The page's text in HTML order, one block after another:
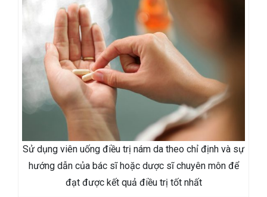
Sử dụng viên uống điều trị nám da theo chỉ định và sự
hướng dẫn của bác sĩ hoặc dược sĩ chuyên môn để
đạt được kết quả điều trị tốt nhất